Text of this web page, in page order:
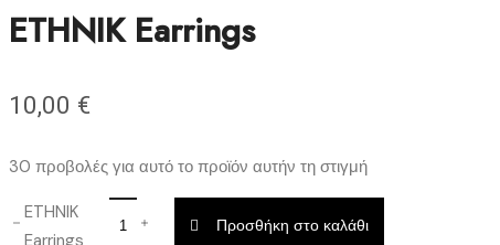
ETHNIK Earrings
10,00 €
30 προβολές για αυτό το προϊόν αυτήν τη στιγμή
ETHNIK
Προσθήκη στο καλάθι